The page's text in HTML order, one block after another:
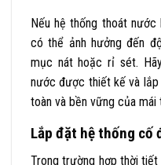
Nếu hệ thống thoát
có thể ảnh hưởng đến
mục nát hoặc rỉ sét.
nước được thiết kế và
toàn và bền vững của mái
Lắp đặt hệ thống cố
Trong trường hợp thời tiết